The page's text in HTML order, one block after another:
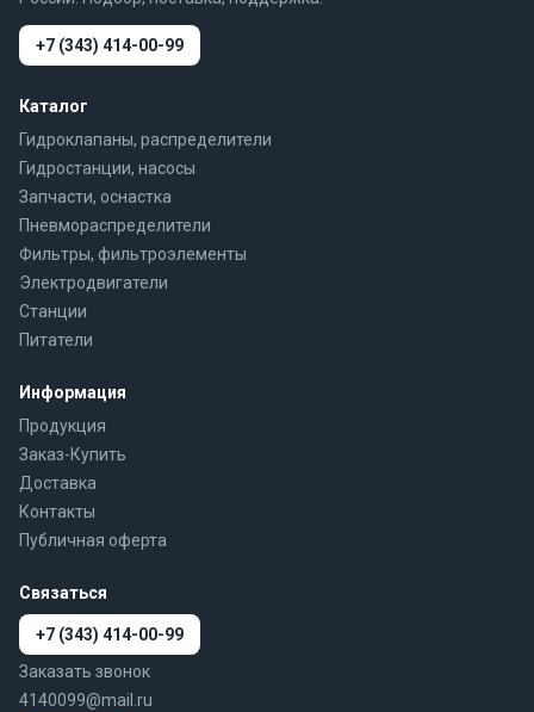
+7 (343) 414-00-99
Каталог
Гидроклапаны, распределители
Гидростанции, насосы
Запчасти, оснастка
Пневмораспределители
Фильтры, фильтроэлементы
Электродвигатели
Станции
Питатели
Информация
Продукция
Заказ-Купить
Доставка
Контакты
Публичная оферта
Связаться
+7 (343) 414-00-99
Заказать звонок
4140099@mail.ru